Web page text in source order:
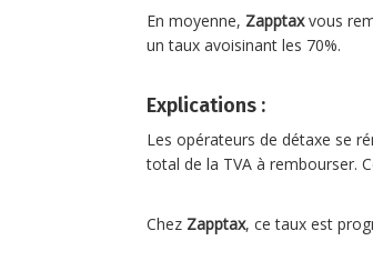
En moyenne, Zapptaxvous
un taux avoisinant les 70%.
Explications :
Les opérateurs de détaxe se
total de la TVA à rembourser.
Chez Zapptax, ce taux est